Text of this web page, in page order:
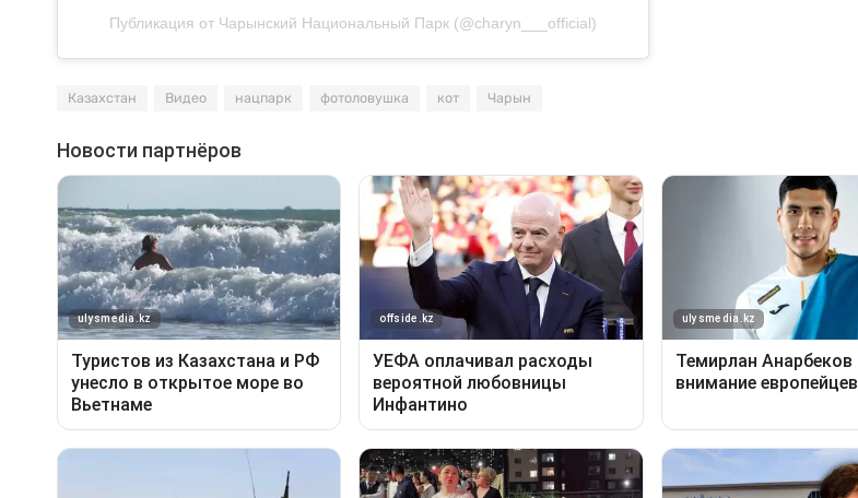
Публикация от Чарынский Национальный Парк (@charyn___official)
Казахстан Видео нацпарк фотоловушка кот Чарын